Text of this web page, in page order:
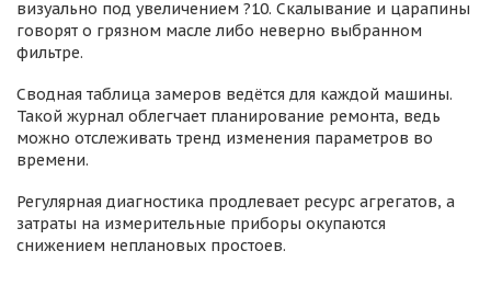
визуально под увеличением ?10. Скалывание и царапины
говорят о грязном масле либо неверно выбранном
фильтре.
Сводная таблица замеров ведётся для каждой машины.
Такой журнал облегчает планирование ремонта, ведь
можно отслеживать тренд изменения параметров во
времени.
Регулярная диагностика продлевает ресурс агрегатов, а
затраты на измерительные приборы окупаются
снижением неплановых простоев.